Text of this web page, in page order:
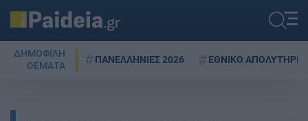
ΔΗΜΟΦΙΛΗ
ΘΕΜΑΤΑ
ΠΑΝΕΛΛΗΝΙΕΣ 2026 ΕΘΝΙΚΟ ΑΠΟΛΥΤΗΡΙΟ